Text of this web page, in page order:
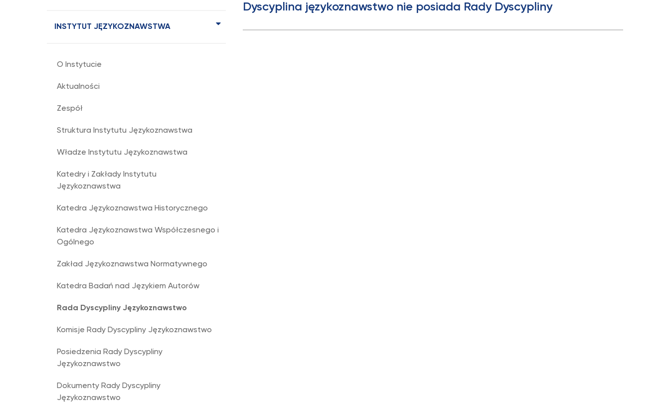
INSTYTUT JĘZYKOZNAWSTWA
O Instytucie
Aktualności
Zespół
Struktura Instytutu Językoznawstwa
Władze Instytutu Językoznawstwa
Katedry i Zakłady Instytutu
Językoznawstwa
Katedra Językoznawstwa Historycznego
Katedra Językoznawstwa Współczesnego i
Ogólnego
Zakład Językoznawstwa Normatywnego
Katedra Badań nad Językiem Autorów
Rada Dyscypliny Językoznawstwo
Komisje Rady Dyscypliny Językoznawstwo
Posiedzenia Rady Dyscypliny
Językoznawstwo
Dokumenty Rady Dyscypliny
Językoznawstwo
Dyscyplina językoznawstwo nie posiada Rady Dyscypliny